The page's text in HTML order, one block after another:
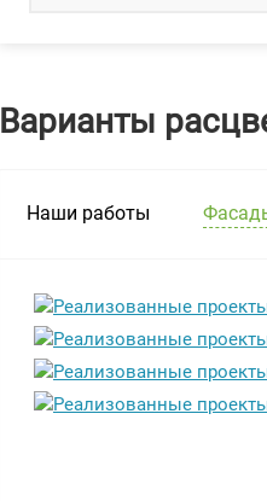
Варианты
Наши работы